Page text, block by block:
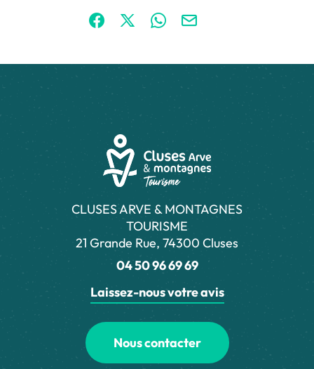
Partager sur Facebook (nouvelle fenêtre)
Partager sur X / Twitter (nouvelle
Partager sur WhatsApp
Partager par mail
CLUSES ARVE & MONTAGNES
TOURISME
21 Grande Rue, 74300 Cluses
04 50 96 69 69
Laissez-nous votre avis
Nous contacter